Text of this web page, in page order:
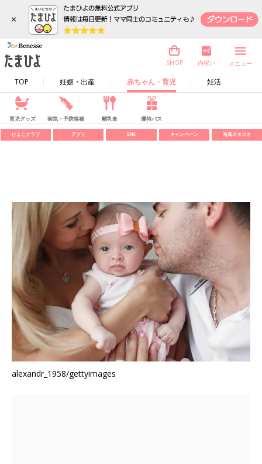
×
TOP 妊娠・出産 赤ちゃん・育児 妊活
SHOP 内祝い メニュー
育児グッズ 病気・予防接種 離乳食 優待パス
ひよこクラブ アプリ SNS キャンペーン 写真スタジオ
alexandr_1958/gettyimages